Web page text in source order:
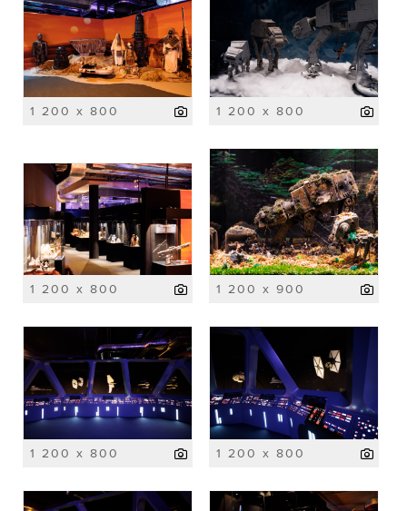
1 200 x 800 1 200 x 800
1 200 x 800 1 200 x 900
1 200 x 800 1 200 x 800